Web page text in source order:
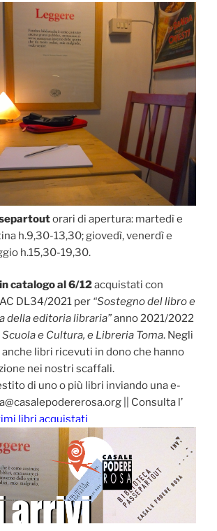
orari di apertura: martedì e
h.9,30-13,30; giovedì, venerdì e
h.15,30-19,30.
catalogo al 6/12acquistati con
DL34/2021 per “Sostegno del libro e
della editoria libraria”anno 2021/2022
e Cultura, e Libreria Toma. Negli
libri ricevuti in dono che hanno
nei nostri scaffali.
di uno o più libri inviando una e-
|| Consulta l’
libri acquistati